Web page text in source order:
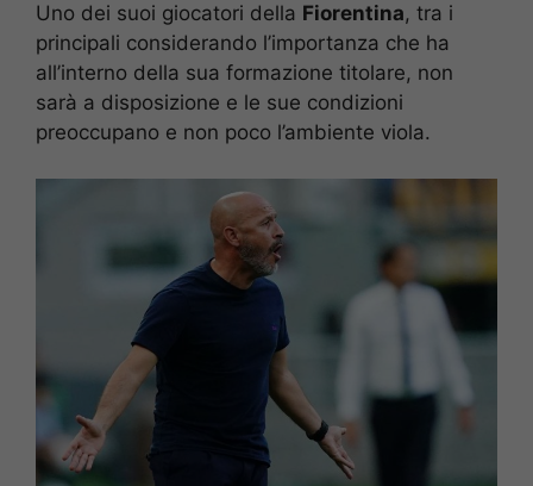
Uno dei suoi giocatori della Fiorentina, tra i
principali considerando l’importanza che ha
all’interno della sua formazione titolare, non
sarà a disposizione e le sue condizioni
preoccupano e non poco l’ambiente viola.